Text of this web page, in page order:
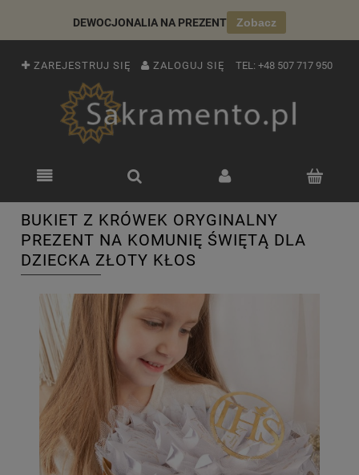
DEWOCJONALIA NA PREZENT Zobacz
ZAREJESTRUJ SIĘ ZALOGUJ SIĘ TEL: +48 507 717 950
BUKIET Z KRÓWEK ORYGINALNY
PREZENT NA KOMUNIĘ ŚWIĘTĄ DLA
DZIECKA ZŁOTY KŁOS